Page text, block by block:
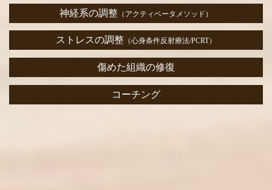
神経系の調整 （アクティベータメソッド）
ストレスの調整 （心身条件反射療法/PCRT）
傷めた組織の修復
コーチング